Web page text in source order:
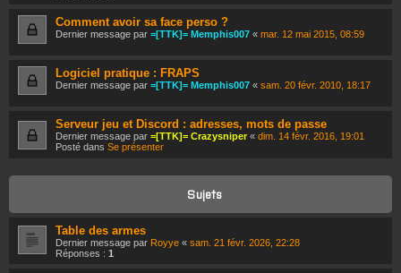
Comment avoir sa face perso ?
Dernier message par =[TTK]= Memphis007 « mar. 12 mai 2015, 08:59
Logiciel pratique : FRAPS
Dernier message par =[TTK]= Memphis007 « sam. 20 févr. 2010, 18:17
Serveur jeu et Discord : adresses, mots de passe
Dernier message par =[TTK]= Crazysniper « dim. 14 févr. 2016, 19:01
Posté dans Se présenter
Sujets
Table des armes
Dernier message par Royye « sam. 21 févr. 2026, 22:28
Réponses : 1